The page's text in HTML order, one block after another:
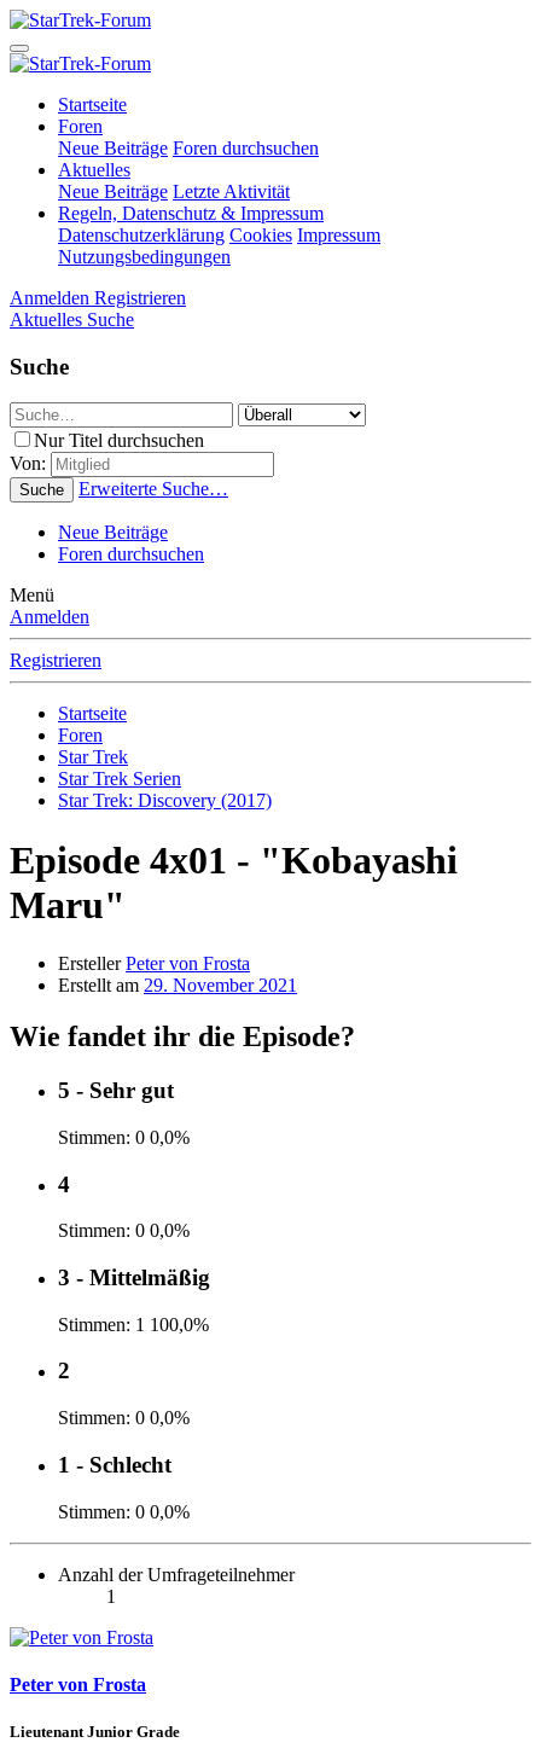
Startseite
Foren
Neue Beiträge Foren durchsuchen
Aktuelles
Neue Beiträge Letzte Aktivität
Regeln, Datenschutz & Impressum
Datenschutzerklärung Cookies Impressum
Nutzungsbedingungen
Anmelden Registrieren
Aktuelles Suche
Suche
Nur Titel durchsuchen
Von:
Suche Erweiterte Suche…
Neue Beiträge
Foren durchsuchen
Menü
Anmelden
Registrieren
Startseite
Foren
Star Trek
Star Trek Serien
Star Trek: Discovery (2017)
Episode 4x01 - "Kobayashi
Maru"
Ersteller Peter von Frosta
Erstellt am 29. November 2021
Wie fandet ihr die Episode?
5 - Sehr gut
Stimmen: 0 0,0%
4
Stimmen: 0 0,0%
3 - Mittelmäßig
Stimmen: 1 100,0%
2
Stimmen: 0 0,0%
1 - Schlecht
Stimmen: 0 0,0%
Anzahl der Umfrageteilnehmer
1
Peter von Frosta
Lieutenant Junior Grade